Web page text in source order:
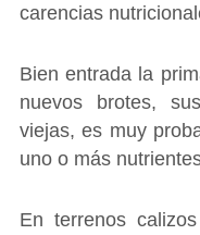
carencias
Bien entrada la
nuevos brotes,
viejas, es muy
uno o más
En terrenos